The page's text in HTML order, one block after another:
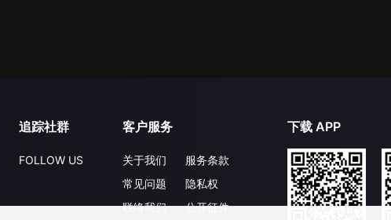
追踪社群
FOLLOW US
客户服务
关于我们
常见问题
联络我们
服务条款
隐私权
公开征件
下载 APP